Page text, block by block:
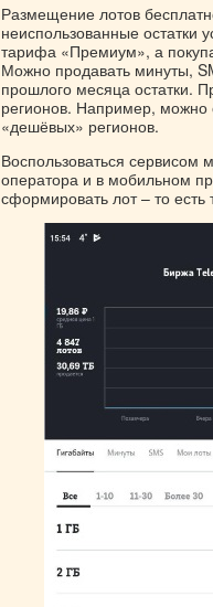
Размещение лотов
неиспользованные остатки
тарифа «Премиум», а
Можно продавать минуты,
прошлого месяца остатки.
регионов. Например, можно
«дешёвых» регионов.
Воспользоваться
оператора и в мобильном
сформировать лот – то есть